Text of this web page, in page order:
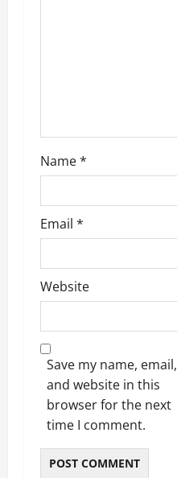
Name*
Email *
Website
Save my name, email,
and website in this
browser for the next
time I comment.